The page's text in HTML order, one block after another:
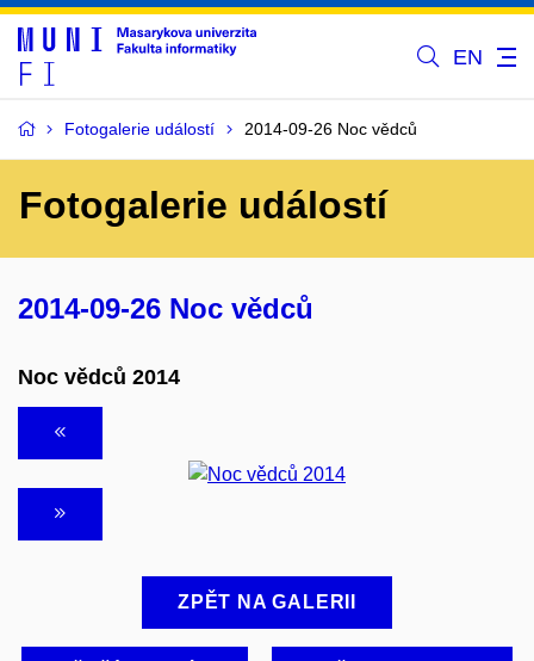
EN
Fotogalerie událostí 2014-09-26 Noc vědců
Fotogalerie událostí
2014-09-26 Noc vědců
Noc vědců 2014
ZPĚT NA GALERII